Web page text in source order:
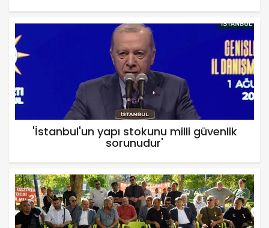
'İstanbul'un yapı stokunu milli güvenlik
sorunudur'